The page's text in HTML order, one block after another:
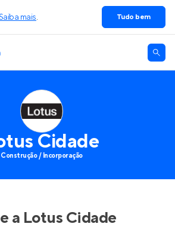
Saiba mais. Tudo bem
Cidade
Construção / Incorporação
a Lotus Cidade